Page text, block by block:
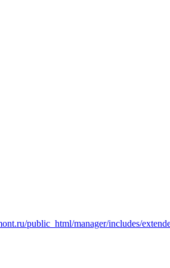
public_html/manager/includes/